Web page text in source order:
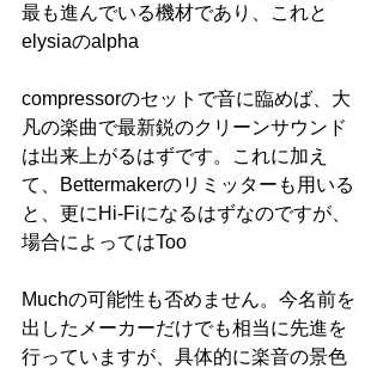
最も進んでいる機材であり、これと
elysiaのalpha
compressorのセットで音に臨めば、大
凡の楽曲で最新鋭のクリーンサウンド
は出来上がるはずです。これに加え
て、Bettermakerのリミッターも用いる
と、更にHi-Fiになるはずなのですが、
場合によってはToo
Muchの可能性も否めません。今名前を
出したメーカーだけでも相当に先進を
行っていますが、具体的に楽音の景色